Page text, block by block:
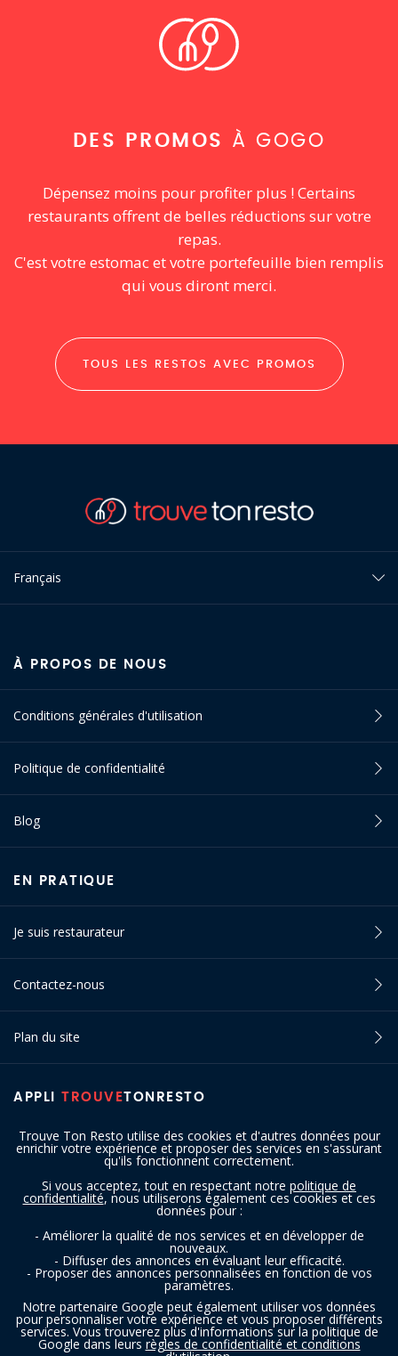
DES PROMOS À GOGO
Dépensez moins pour profiter plus ! Certains
restaurants offrent de belles réductions sur votre
repas.
C'est votre estomac et votre portefeuille bien remplis
qui vous diront merci.
TOUS LES RESTOS AVEC PROMOS
Trouve Ton Resto utilise des cookies et d'autres données pour
enrichir votre expérience et proposer des services en s'assurant
qu'ils fonctionnent correctement.
Si vous acceptez, tout en respectant notre politique de
confidentialité, nous utiliserons également ces cookies et ces
données pour :
- Améliorer la qualité de nos services et en développer de
nouveaux.
- Diffuser des annonces en évaluant leur efficacité.
- Proposer des annonces personnalisées en fonction de vos
paramètres.
Notre partenaire Google peut également utiliser vos données
pour personnaliser votre expérience et vous proposer différents
services. Vous trouverez plus d'informations sur la politique de
Google dans leurs règles de confidentialité et conditions
Français
APPLI TROUVETONRESTO
À PROPOS DE NOUS
Conditions générales d'utilisation
Politique de confidentialité
Blog
EN PRATIQUE
Je suis restaurateur
Contactez-nous
Plan du site
SUIVEZ-NOUS
Copyright © 2016 - 2026 trouvetonresto.be ‐ Tous droits réservés | JDC